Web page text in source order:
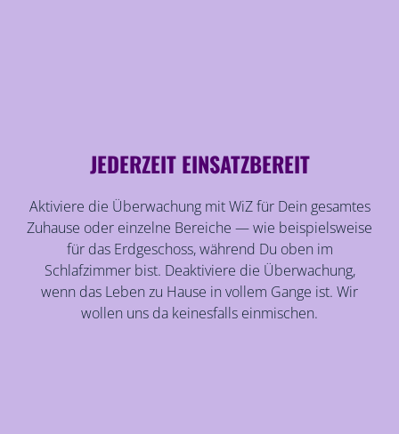
JEDERZEIT EINSATZBEREIT
Aktiviere die Überwachung mit WiZ für Dein gesamtes
Zuhause oder einzelne Bereiche — wie beispielsweise
für das Erdgeschoss, während Du oben im
Schlafzimmer bist. Deaktiviere die Überwachung,
wenn das Leben zu Hause in vollem Gange ist. Wir
wollen uns da keinesfalls einmischen.